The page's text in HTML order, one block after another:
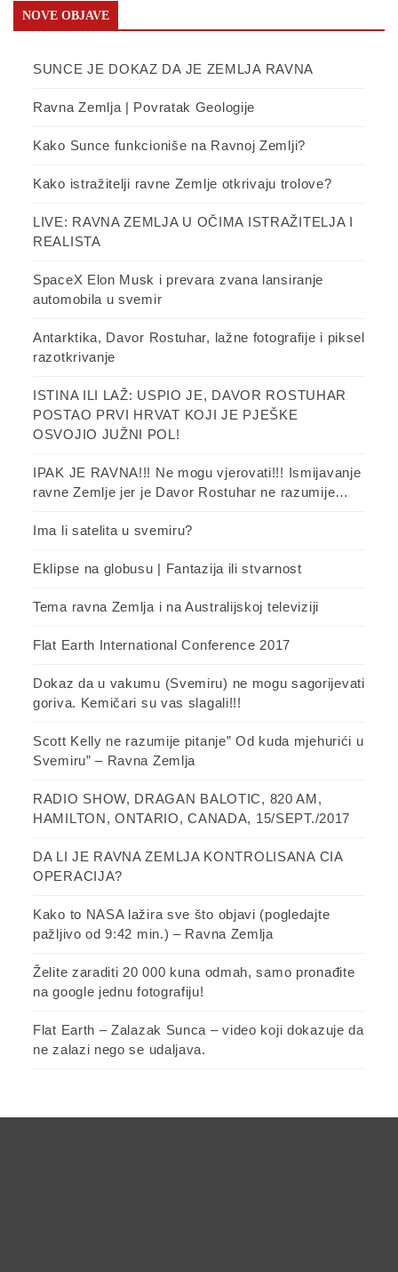
NOVE OBJAVE
SUNCE JE DOKAZ DA JE ZEMLJA RAVNA
Ravna Zemlja | Povratak Geologije
Kako Sunce funkcioniše na Ravnoj Zemlji?
Kako istražitelji ravne Zemlje otkrivaju trolove?
LIVE: RAVNA ZEMLJA U OČIMA ISTRAŽITELJA I
REALISTA
SpaceX Elon Musk i prevara zvana lansiranje
automobila u svemir
Antarktika, Davor Rostuhar, lažne fotografije i piksel
razotkrivanje
ISTINA ILI LAŽ: USPIO JE, DAVOR ROSTUHAR
POSTAO PRVI HRVAT KOJI JE PJEŠKE
OSVOJIO JUŽNI POL!
IPAK JE RAVNA!!! Ne mogu vjerovati!!! Ismijavanje
ravne Zemlje jer je Davor Rostuhar ne razumije…
Ima li satelita u svemiru?
Eklipse na globusu | Fantazija ili stvarnost
Tema ravna Zemlja i na Australijskoj televiziji
Flat Earth International Conference 2017
Dokaz da u vakumu (Svemiru) ne mogu sagorijevati
goriva. Kemičari su vas slagali!!!
Scott Kelly ne razumije pitanje” Od kuda mjehurići u
Svemiru” – Ravna Zemlja
RADIO SHOW, DRAGAN BALOTIC, 820 AM,
HAMILTON, ONTARIO, CANADA, 15/SEPT./2017
DA LI JE RAVNA ZEMLJA KONTROLISANA CIA
OPERACIJA?
Kako to NASA lažira sve što objavi (pogledajte
pažljivo od 9:42 min.) – Ravna Zemlja
Želite zaraditi 20 000 kuna odmah, samo pronađite
na google jednu fotografiju!
Flat Earth – Zalazak Sunca – video koji dokazuje da
ne zalazi nego se udaljava.